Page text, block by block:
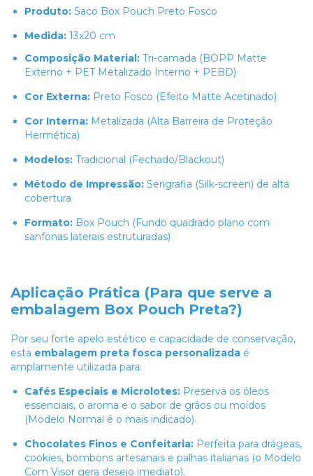
Produto: Saco Box Pouch Preto Fosco
Medida: 13x20 cm
Composição Material: Tri-camada (BOPP Matte
Externo + PET Metalizado Interno + PEBD)
Cor Externa: Preto Fosco (Efeito Matte Acetinado)
Cor Interna: Metalizada (Alta Barreira de Proteção
Hermética)
Modelos: Tradicional (Fechado/Blackout)
Método de Impressão: Serigrafia (Silk-screen) de alta
cobertura
Formato: Box Pouch (Fundo quadrado plano com
sanfonas laterais estruturadas)
Aplicação Prática (Para que serve a
embalagem Box Pouch Preta?)
Por seu forte apelo estético e capacidade de conservação,
esta embalagem preta fosca personalizada é
amplamente utilizada para:
Cafés Especiais e Microlotes: Preserva os óleos
essenciais, o aroma e o sabor de grãos ou moídos
(Modelo Normal é o mais indicado).
Chocolates Finos e Confeitaria: Perfeita para drágeas,
cookies, bombons artesanais e palhas italianas (o Modelo
Com Visor gera desejo imediato).